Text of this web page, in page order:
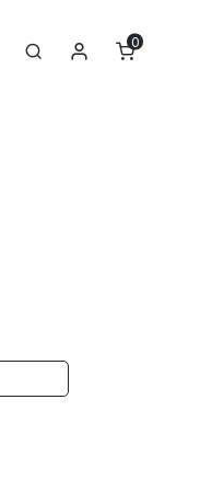
Search Min konto
0